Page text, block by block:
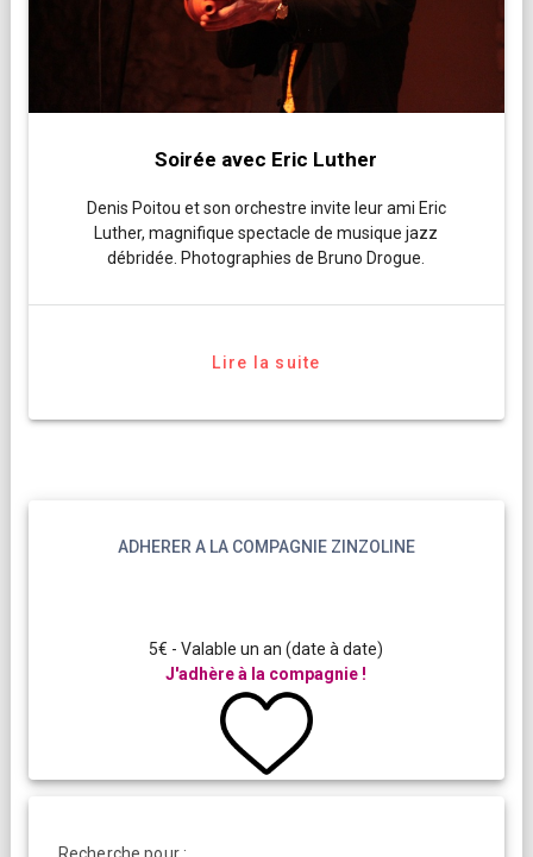
Soirée avec Eric Luther
Denis Poitou et son orchestre invite leur ami Eric
Luther, magnifique spectacle de musique jazz
débridée. Photographies de Bruno Drogue.
Lire la suite
ADHERER A LA COMPAGNIE ZINZOLINE
5€ - Valable un an (date à date)
J'adhère à la compagnie !